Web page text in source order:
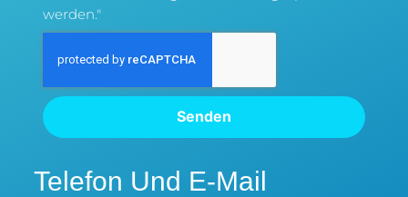
werden."
Senden
Telefon Und E-Mail